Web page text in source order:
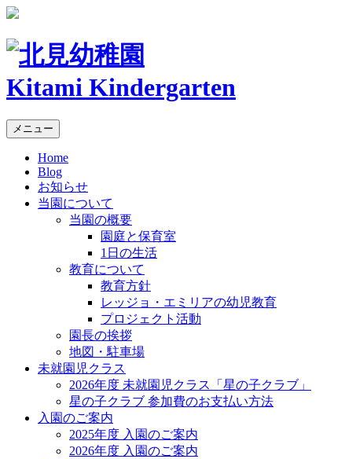
Kitami Kindergarten
メニュー
Home
Blog
お知らせ
当園について
当園の概要
園庭と保育室
1日の生活
教育について
教育方針
レッジョ・エミリアの幼児教育
プロジェクト活動
園長の挨拶
地図・駐車場
未就園児クラス
2026年度 未就園児クラス「星の子クラブ」
星の子クラブ 参加費のお支払い方法
入園のご案内
2025年度 入園のご案内
2026年度 入園のご案内